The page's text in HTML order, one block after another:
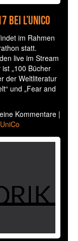
L’UniCo
im Rahmen
statt.
live im Stream
„100 Bücher
der Weltliteratur
und „Fear and
Kommentare |